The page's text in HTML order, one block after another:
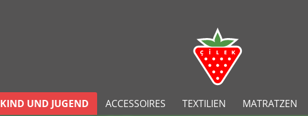
KIND UND JUGEND ACCESSOIRES TEXTILIEN MATRATZEN